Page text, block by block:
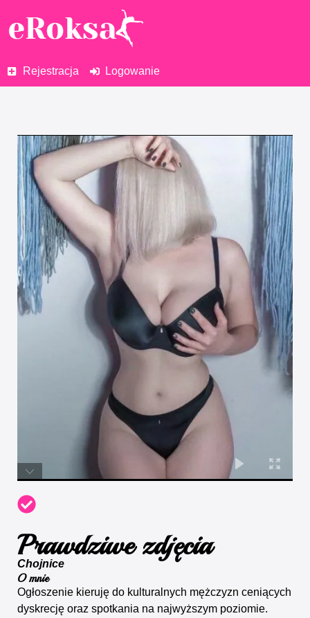
Rejestracja Logowanie
Prawdziwe zdjęcia
Chojnice
O mnie
Ogłoszenie kieruję do kulturalnych mężczyzn ceniących
dyskrecję oraz spotkania na najwyższym poziomie.